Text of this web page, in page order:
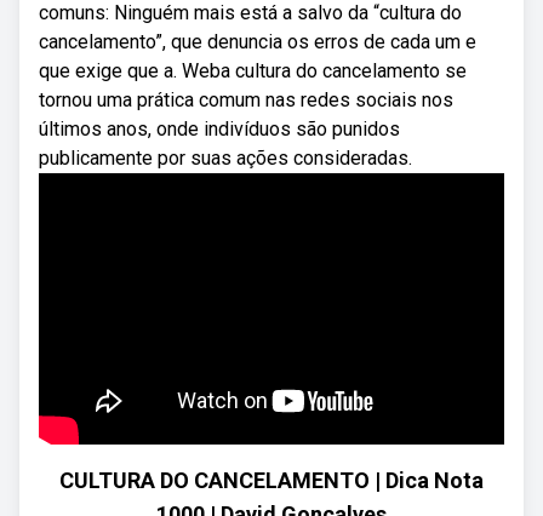
comuns: Ninguém mais está a salvo da “cultura do
cancelamento”, que denuncia os erros de cada um e
que exige que a. Weba cultura do cancelamento se
tornou uma prática comum nas redes sociais nos
últimos anos, onde indivíduos são punidos
publicamente por suas ações consideradas.
CULTURA DO CANCELAMENTO | Dica Nota